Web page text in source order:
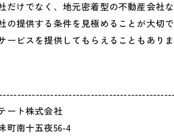
だけでなく、地元密着型の不動産会社
の提供する条件を見極めることが大切
ービスを提供してもらえることもあり
ート株式会社
町南十五夜56-4